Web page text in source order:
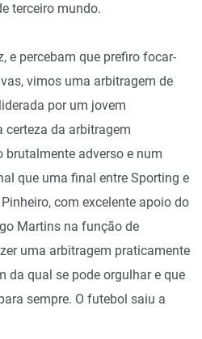
terceiro mundo.
e percebam que prefiro focar-
vimos uma arbitragem de
por um jovem
certeza da arbitragem
brutalmente adverso e num
que uma final entre Sporting e
com excelente apoio do
Martins na função de
uma arbitragem praticamente
da qual se pode orgulhar e que
sempre. O futebol saiu a